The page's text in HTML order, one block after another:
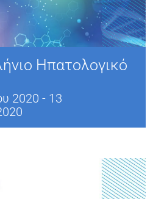
Ηπατολογικό
2020 - 13